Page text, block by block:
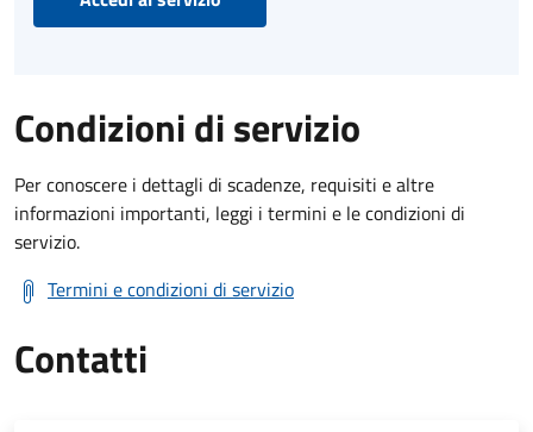
Condizioni di servizio
Per conoscere i dettagli di scadenze, requisiti e altre
informazioni importanti, leggi i termini e le condizioni di
servizio.
Termini e condizioni di servizio
Contatti